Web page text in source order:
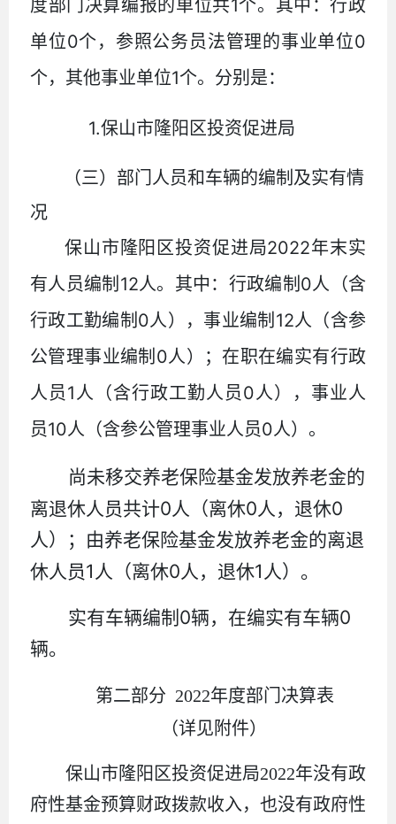
度部门决算编报的单位共1个。其中：行政
单位0个，参照公务员法管理的事业单位0
个，其他事业单位1个。分别是：
1.保山市隆阳区投资促进局
（三）部门人员和车辆的编制及实有情
况
保山市隆阳区投资促进局2022年末实
有人员编制 12人。其中：行政编制 0人（含
行政工勤编制 0人），事业编制 12人（含参
公管理事业编制 0人）；在职在编实有行政
人员1 人（含行政工勤人员0人），事业人
员10人（含参公管理事业人员0人）。
尚未移交养老保险基金发放养老金的
离退休人员共计0 人（离休0 人，退休0
人）；由养老保险基金发放养老金的离退
休人员1 人（离休0 人，退休1 人）。
实有车辆编制 0辆，在编实有车辆0
辆。
第二部分 2022年度部门决算表
（详见附件）
保山市隆阳区投资促进局2022年没有政
府性基金预算财政拨款收入， 也没有政府性